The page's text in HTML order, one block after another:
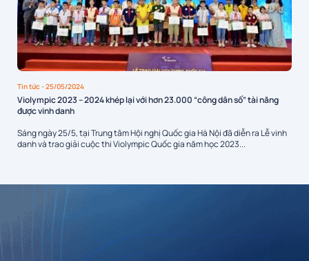
Tin tức- 25/05/2024
Violympic 2023 – 2024 khép lại với hơn 23.000 “công dân số” tài năng
được vinh danh
Sáng ngày 25/5, tại Trung tâm Hội nghị Quốc gia Hà Nội đã diễn ra Lễ vinh
danh và trao giải cuộc thi Violympic Quốc gia năm học 2023...